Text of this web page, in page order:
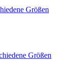
Größen
Größen